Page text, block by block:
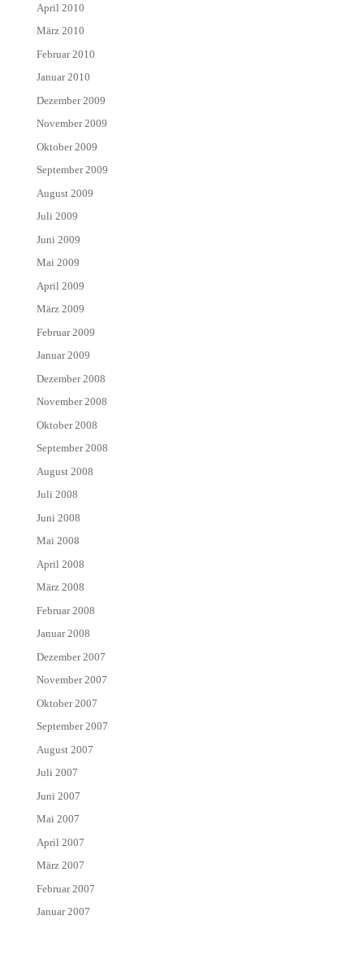
April 2010
März 2010
Februar 2010
Januar 2010
Dezember 2009
November 2009
Oktober 2009
September 2009
August 2009
Juli 2009
Juni 2009
Mai 2009
April 2009
März 2009
Februar 2009
Januar 2009
Dezember 2008
November 2008
Oktober 2008
September 2008
August 2008
Juli 2008
Juni 2008
Mai 2008
April 2008
März 2008
Februar 2008
Januar 2008
Dezember 2007
November 2007
Oktober 2007
September 2007
August 2007
Juli 2007
Juni 2007
Mai 2007
April 2007
März 2007
Februar 2007
Januar 2007